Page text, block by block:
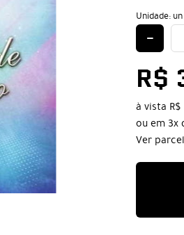
Unidade: un
R$
à vista
ou em 3x
Ver